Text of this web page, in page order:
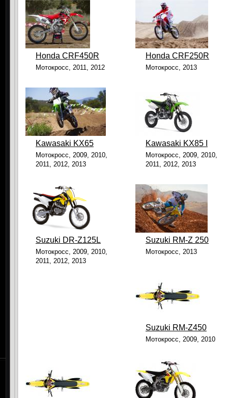
Hondа CRF450R
Мотокросс, 2011, 2012
Hоnda CRF250R
Мотокросс, 2013
Kawasaki KX65
Мотокросс, 2009, 2010,
2011, 2012, 2013
Kawasaki KX85 I
Мотокросс, 2009, 2010,
2011, 2012, 2013
Suzuki DR-Z125L
Мотокросс, 2009, 2010,
2011, 2012, 2013
Suzuki RM-Z 250
Мотокросс, 2013
Suzuki RM-Z450
Мотокросс, 2009, 2010